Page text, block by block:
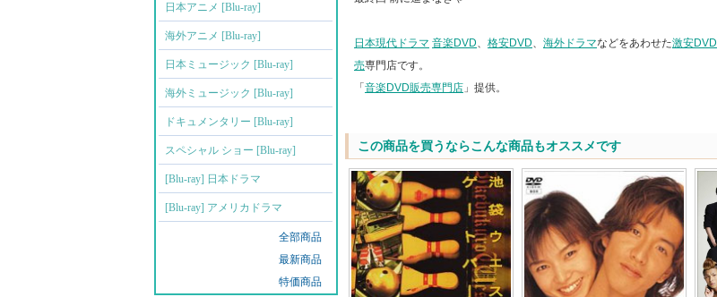
日本アニメ [Blu-ray]
海外アニメ [Blu-ray]
日本ミュージック [Blu-ray]
海外ミュージック [Blu-ray]
ドキュメンタリー [Blu-ray]
スペシャル ショー [Blu-ray]
[Blu-ray] 日本ドラマ
[Blu-ray] アメリカドラマ
全部商品
最新商品
特価商品
日本現代ドラマ 音楽DVD 格安DVD 海外ドラマなどをあわせた激安DVD
売専門店です。
「音楽DVD販売専門店 」提供。
この商品を買うならこんな商品もオススメです